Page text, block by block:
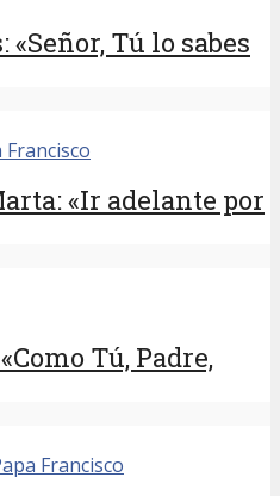
Tú lo sabes
Francisco
«Ir adelante por
Tú, Padre,
Francisco